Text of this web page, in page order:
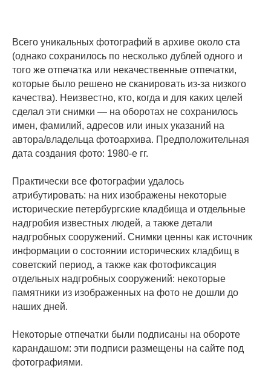
Всего уникальных фотографий в архиве около ста
(однако сохранилось по несколько дублей одного и
того же отпечатка или некачественные отпечатки,
которые было решено не сканировать из-за низкого
качества). Неизвестно, кто, когда и для каких целей
сделал эти снимки — на оборотах не сохранилось
имен, фамилий, адресов или иных указаний на
автора/владельца фотоархива. Предположительная
дата создания фото: 1980-е гг.
Практически все фотографии удалось
атрибутировать: на них изображены некоторые
исторические петербургские кладбища и отдельные
надгробия известных людей, а также детали
надгробных сооружений. Снимки ценны как источник
информации о состоянии исторических кладбищ в
советский период, а также как фотофиксация
отдельных надгробных сооружений: некоторые
памятники из изображенных на фото не дошли до
наших дней.
Некоторые отпечатки были подписаны на обороте
карандашом: эти подписи размещены на сайте под
фотографиями.